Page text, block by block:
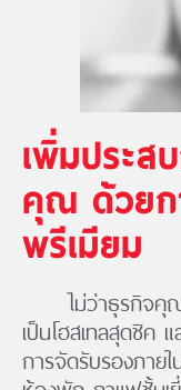
เพิ่มประส
คุณ ด้วยก
พรีเมียม
ไม่ว่าธุรกิจคุณ
เป็นโฮสเทลสุดชิค แ
การจัดรับรองภาย